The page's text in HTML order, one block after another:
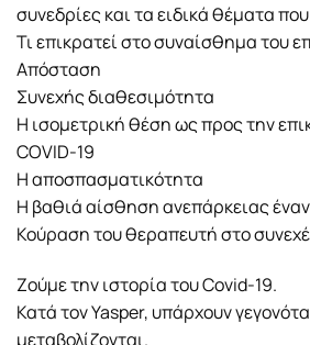
συνεδρίες και τα ειδικά θέματα
Τι επικρατεί στο συναίσθημα του
Απόσταση
Συνεχής διαθεσιμότητα
Η ισομετρική θέση ως προς την
COVID-19
Η αποσπασματικότητα
Η βαθιά αίσθηση ανεπάρκειας
Κούραση του θεραπευτή στο
Ζούμε την ιστορία του Covid-19.
Κατά τον Yasper, υπάρχουν
μεταβολίζονται.